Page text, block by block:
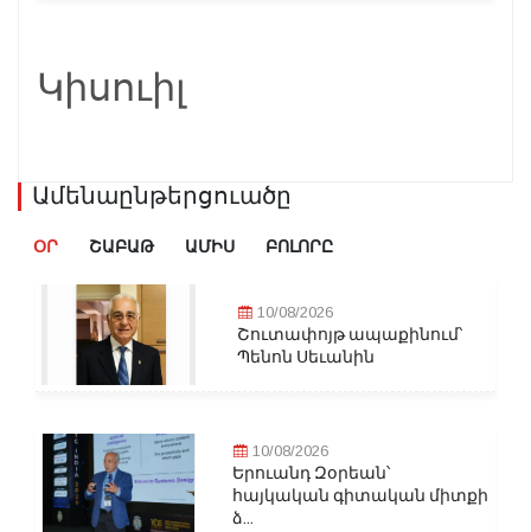
Կիսուիլ
Ամենաընթերցուածը
ՕՐ ՇԱԲԱԹ ԱՄԻՍ ԲՈԼՈՐԸ
10/08/2026
Շուտափոյթ ապաքինում՝
Պենոն Սեւանին
10/08/2026
Երուանդ Զօրեան՝
հայկական գիտական միտքի
ձ...